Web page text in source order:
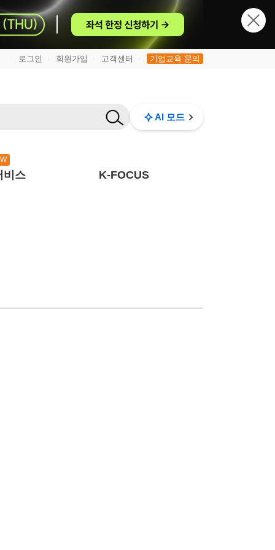
로그인 회원가입 고객센터 기업교육 문의
AI 모드
비스 K-FOCUS